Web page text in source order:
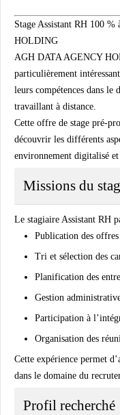
Stage Assistant RH 100
HOLDING
AGH DATA AGENCY
particulièrement
leurs compétences dans le
travaillant à distance.
Cette offre de stage pré-
découvrir les différents
environnement digitalisé
Missions du
Le stagiaire Assistant RH
Publication des
Tri et sélection des
Planification des
Gestion
Participation à
Organisation des
Cette expérience permet
dans le domaine du
Profil recherché